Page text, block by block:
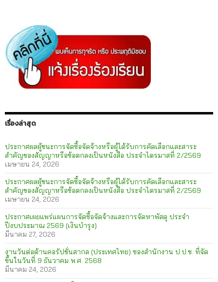
เรื่องล่าสุด
ประกาศผลผู้ชนะการจัดซื้อจัดจ้างหรือผู้ได้รับการคัดเลือกและสาระ
สำคัญของสัญญาหรือข้อตกลงเป็นหนังสือ ประจำไตรมาสที่ 2/2569
เมษายน 24, 2026
ประกาศผลผู้ชนะการจัดซื้อจัดจ้างหรือผู้ได้รับการคัดเลือกและสาระ
สำคัญของสัญญาหรือข้อตกลงเป็นหนังสือ ประจำไตรมาสที่ 2/2569
เมษายน 24, 2026
ประกาศเผยแพร่แผนการจัดซื้อจัดจ้างและการจัดหาพัสดุ ประจำ
ปีงบประมาณ 2569 (เงินบำรุง)
มีนาคม 27, 2026
งานวันต่อต้านคอรัปชั่นสากล (ประเทศไทย) ของสำนักงาน ป.ป.ช. ที่จัด
ขึ้นในวันที่ 9 ธันวาคม พ.ศ. 2568
มีนาคม 24, 2026